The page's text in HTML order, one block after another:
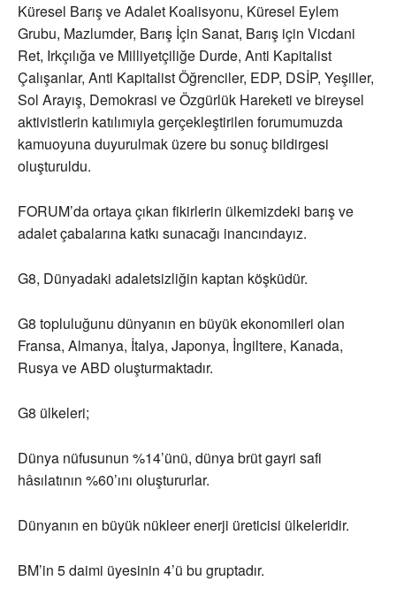
Küresel Barış ve Adalet Koalisyonu, Küresel Eylem
Grubu, Mazlumder, Barış İçin Sanat, Barış için Vicdani
Ret, Irkçılığa ve Milliyetçiliğe Durde, Anti Kapitalist
Çalışanlar, Anti Kapitalist Öğrenciler, EDP, DSİP, Yeşiller,
Sol Arayış, Demokrasi ve Özgürlük Hareketi ve bireysel
aktivistlerin katılımıyla gerçekleştirilen forumumuzda
kamuoyuna duyurulmak üzere bu sonuç bildirgesi
oluşturuldu.
FORUM’da ortaya çıkan fikirlerin ülkemizdeki barış ve
adalet çabalarına katkı sunacağı inancındayız.
G8, Dünyadaki adaletsizliğin kaptan köşküdür.
G8 topluluğunu dünyanın en büyük ekonomileri olan
Fransa, Almanya, İtalya, Japonya, İngiltere, Kanada,
Rusya ve ABD oluşturmaktadır.
G8 ülkeleri;
Dünya nüfusunun %14’ünü, dünya brüt gayri safi
hâsılatının %60’ını oluştururlar.
Dünyanın en büyük nükleer enerji üreticisi ülkeleridir.
BM’in 5 daimi üyesinin 4’ü bu gruptadır.